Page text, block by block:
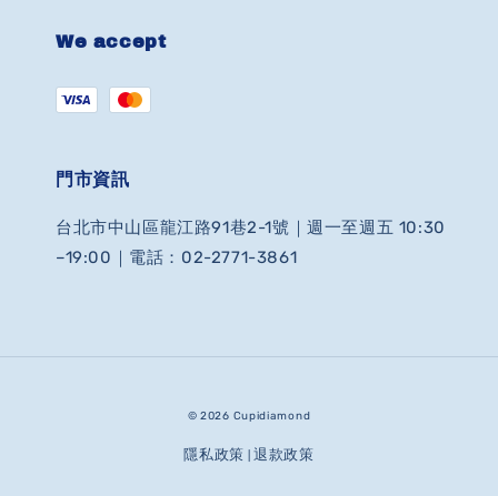
We accept
門市資訊
台北市中山區龍江路91巷2-1號｜週一至週五 10:30
–19:00｜電話：02-2771-3861
© 2026 Cupidiamond
隱私政策 |退款政策